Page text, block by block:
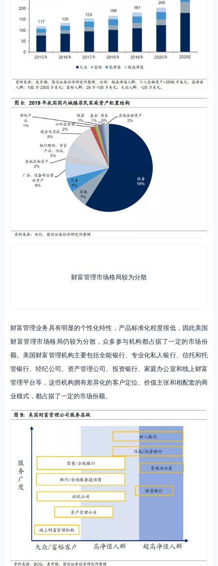
财富管理市场格局较为分散
财富管理业务具有明显的个性化特性，产品标准化程度很低，因此美国
财富管理市场格局仍较为分散，众多参与机构都占据了一定的市场份
额。美国财富管理机构主要包括全能银行、专业化私人银行、信托和托
管银行、经纪公司、资产管理公司、投资银行、家庭办公室和线上财富
管理平台等，这些机构拥有差异化的客户定位、价值主张和相配套的商
业模式，都占据了一定的市场份额。